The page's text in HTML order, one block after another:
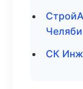
СК